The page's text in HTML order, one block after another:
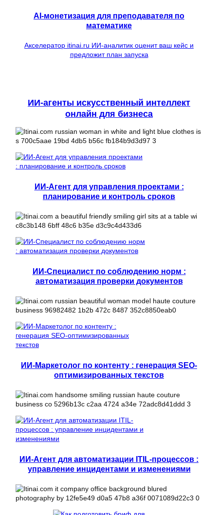
AI-монетизация для преподавателя по
математике
Акселератор itinai.ru ИИ-аналитик оценит ваш кейс и
предложит план запуска
ИИ-агенты искусственный интеллект
онлайн для бизнеса
ИИ-Агент для управления проектами :
планирование и контроль сроков
ИИ-Специалист по соблюдению норм :
автоматизация проверки документов
ИИ-Маркетолог по контенту : генерация SEO-
оптимизированных текстов
ИИ-Агент для автоматизации ITIL-процессов :
управление инцидентами и изменениями